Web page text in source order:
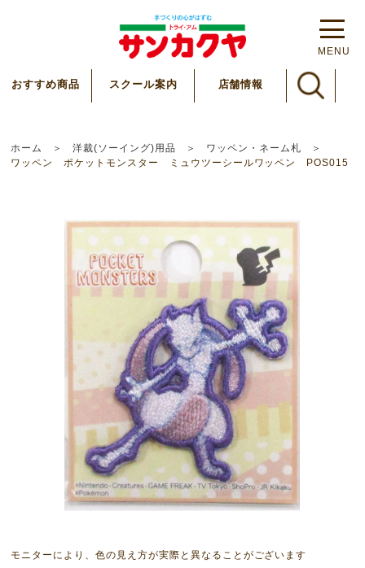
MENU
おすすめ商品 スクール案内 店舗情報
ホーム 洋裁(ソーイング)用品
ワッペン・ネーム札
ワッペン ポケットモンスター ミュウツーシールワッペン POS015
モニターにより、色の見え方が実際と異なることがございます